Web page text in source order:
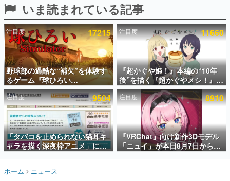
ピックアップ
電ファミのいま読まれている記事ランキング
アプリセール情報
インタビュー
連載・特集一覧
殿堂入り記事
SNS拡散数が数千以上！ ページビュー数万以上！ などな
ど。多くの人々に読まれた、電ファミ渾身の“殿堂入り”記
事をまとめました。
名作ゲームクリエイターの方々に製作時のエピソードをお
いま読まれている記事
注目度 17215
野球部の過酷な“補欠”を体験す
るゲーム『球ひろい
Simulator』が「1件」のウィッ
シュリストをもとにチェコ語に
対応しSNSで話題に。『キング
ダム・カム』開発元やチェコの
プロ野球選手から称賛の声
注目度 11660
『超かぐや姫！』本編の“10年
後”を描く『超かぐやメシ！』
Web連載決定。新たなWebマン
ガレーベル「ビビビコミック」
にて特別話が掲載スタート、あ
のお話には…まだ続きがある！
注目度 9504
「タバコを止められない猫耳キ
ャラを描く深夜枠アニメ」に視
聴者の一部から批判意見。違法
て、BPOが議論を交わす
注目度 8910
『VRChat』向け新作3Dモデル
「ニュイ」が本日8月7日から
BOOTHにて発売。瞳に光る星
ホーム ニュース